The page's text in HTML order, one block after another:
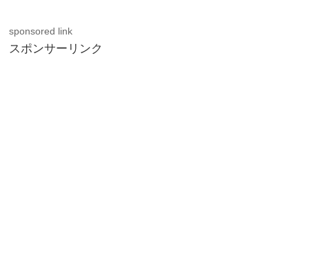
sponsored link
スポンサーリンク